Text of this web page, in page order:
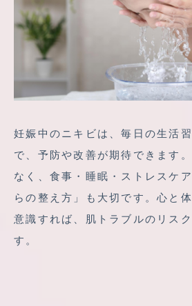
妊娠中のニキビは、毎日の生活
で、予防や改善が期待できます
なく、食事・睡眠・ストレスケ
らの整え方」も大切です。心と
意識すれば、肌トラブルのリス
す。